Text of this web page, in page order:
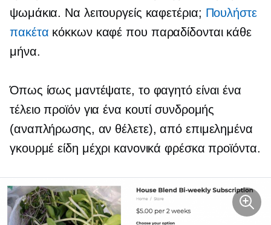
ψωμάκια. Να λειτουργείς καφετέρια; Πουλήστε
πακέτα κόκκων καφέ που παραδίδονται κάθε
μήνα.
Όπως ίσως μαντέψατε, το φαγητό είναι ένα
τέλειο προϊόν για ένα κουτί συνδρομής
(αναπλήρωσης, αν θέλετε), από επιμελημένα
γκουρμέ είδη μέχρι κανονικά φρέσκα προϊόντα.